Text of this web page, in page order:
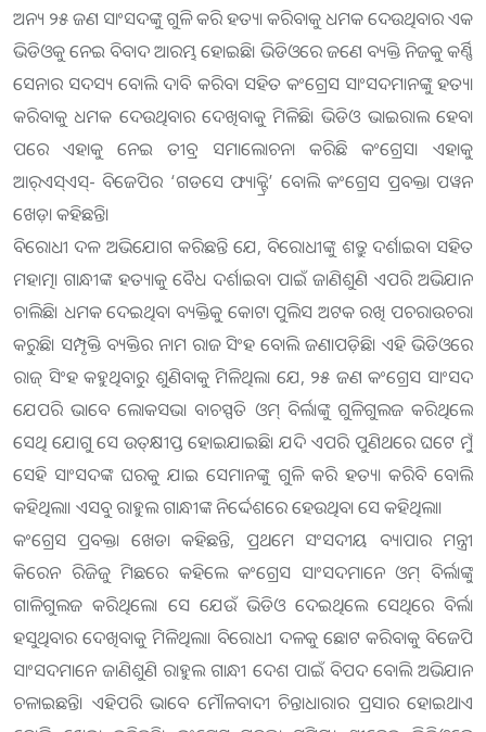
ଅନ୍ୟ ୨୫ ଜଣ ସାଂସଦଙ୍କୁ ଗୁଳି କରି ହତ୍ୟା କରିବାକୁ ଧମକ ଦେଉଥିବାର ଏକ
ଭିଡିଓକୁ ନେଇ ବିବାଦ ଆରମ୍ଭ ହୋଇଛି। ଭିଡିଓରେ ଜଣେ ବ୍ୟକ୍ତି ନିଜକୁ କର୍ଣ୍ଣି
ସେନାର ସଦସ୍ୟ ବୋଲି ଦାବି କରିବା ସହିତ କଂଗ୍ରେସ ସାଂସଦମାନଙ୍କୁ ହତ୍ୟା
କରିବାକୁ ଧମକ ଦେଉଥିବାର ଦେଖିବାକୁ ମିଳିଛି। ଭିଡିଓ ଭାଇରାଲ ହେବା
ପରେ ଏହାକୁ ନେଇ ତୀବ୍ର ସମାଲୋଚନା କରିଛି କଂଗ୍ରେସ। ଏହାକୁ
ଆର୍‌ଏସ୍‌ଏସ୍‌- ବିଜେପିର ‘ଗଡସେ ଫ୍ୟାକ୍ଟ୍ରି’ ବୋଲି କଂଗ୍ରେସ ପ୍ରବକ୍ତା ପୱନ
ଖେଡ଼ା କହିଛନ୍ତି।
ବିରୋଧୀ ଦଳ ଅଭିଯୋଗ କରିଛନ୍ତି ଯେ, ବିରୋଧୀଙ୍କୁ ଶତ୍ରୁ ଦର୍ଶାଇବା ସହିତ
ମହାତ୍ମା ଗାନ୍ଧୀଙ୍କ ହତ୍ୟାକୁ ବୈଧ ଦର୍ଶାଇବା ପାଇଁ ଜାଣିଶୁଣି ଏପରି ଅଭିଯାନ
ଚାଲିଛି। ଧମକ ଦେଇଥିବା ବ୍ୟକ୍ତିକୁ କୋଟା ପୁଲିସ ଅଟକ ରଖି ପଚରାଉଚରା
କରୁଛି। ସମ୍ପୃକ୍ତି ବ୍ୟକ୍ତିର ନାମ ରାଜ ସିଂହ ବୋଲି ଜଣାପଡ଼ିଛି। ଏହି ଭିଡିଓରେ
ରାଜ୍‌ ସିଂହ କହୁଥିବାରୁ ଶୁଣିବାକୁ ମିଳିଥିଲା ଯେ, ୨୫ ଜଣ କଂଗ୍ରେସ ସାଂସଦ
ଯେପରି ଭାବେ ଲୋକସଭା ବାଚସ୍ପତି ଓମ୍‌ ବିର୍ଲାଙ୍କୁ ଗୁଳିଗୁଲଜ କରିଥିଲେ
ସେଥି ଯୋଗୁ ସେ ଉତ୍‌କ୍ଷୀପ୍ତ ହୋଇଯାଇଛି। ଯଦି ଏପରି ପୁଣିଥରେ ଘଟେ ମୁଁ
ସେହି ସାଂସଦଙ୍କ ଘରକୁ ଯାଇ ସେମାନଙ୍କୁ ଗୁଳି କରି ହତ୍ୟା କରିବି ବୋଲି
କହିଥିଲା। ଏସବୁ ରାହୁଲ ଗାନ୍ଧୀଙ୍କ ନିର୍ଦ୍ଦେଶରେ ହେଉଥିବା ସେ କହିଥିଲା।
କଂଗ୍ରେସ ପ୍ରବକ୍ତା ଖେଡା କହିଛନ୍ତି, ପ୍ରଥମେ ସଂସଦୀୟ ବ୍ୟାପାର ମନ୍ତ୍ରୀ
କିରେନ ରିଜିଜୁ ମିଛରେ କହିଲେ କଂଗ୍ରେସ ସାଂସଦମାନେ ଓମ୍‌ ବିର୍ଲାଙ୍କୁ
ଗାଳିଗୁଲଜ କରିଥିଲେ। ସେ ଯେଉଁ ଭିଡିଓ ଦେଇଥିଲେ ସେଥିରେ ବିର୍ଲା
ହସୁଥିବାର ଦେଖିବାକୁ ମିଳିଥିଲା। ବିରୋଧୀ ଦଳକୁ ଛୋଟ କରିବାକୁ ବିଜେପି
ସାଂସଦମାନେ ଜାଣିଶୁଣି ରାହୁଲ ଗାନ୍ଧୀ ଦେଶ ପାଇଁ ବିପଦ ବୋଲି ଅଭିଯାନ
ଚଳାଇଛନ୍ତି। ଏହିପରି ଭାବେ ମୌଳବାଦୀ ଚିନ୍ତାଧାରାର ପ୍ରସାର ହୋଇଥାଏ